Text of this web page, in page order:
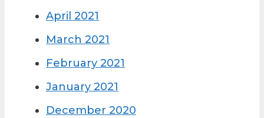
April 2021
March 2021
February 2021
January 2021
December 2020